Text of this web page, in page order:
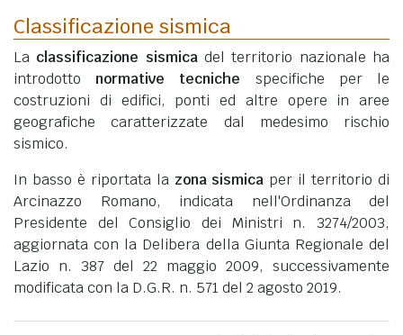
Classificazione sismica
La classificazione sismicadel territorio nazionale ha
introdotto normative tecniche specifiche per le
costruzioni di edifici, ponti ed altre opere in aree
geografiche caratterizzate dal medesimo rischio
sismico.
In basso è riportata la zona sismica per il territorio di
Arcinazzo Romano, indicata nell'Ordinanza del
Presidente del Consiglio dei Ministri n. 3274/2003,
aggiornata con la Delibera della Giunta Regionale del
Lazio n. 387 del 22 maggio 2009, successivamente
modificata con la D.G.R. n. 571 del 2 agosto 2019.